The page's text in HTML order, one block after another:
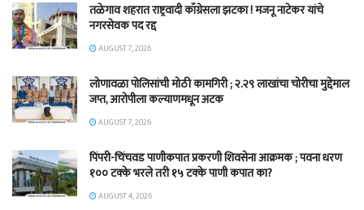
तळेगाव शहरात राष्ट्रवादी काँग्रेसला झटका ! मजनू नाटेकर यांचे
नगरसेवक पद रद्द
AUGUST 7, 2026
लोणावळा पोलिसांची मोठी कामगिरी ; २.२९ लाखांचा चोरीचा मुद्देमाल
जप्त, आरोपीला कल्याणमधून अटक
AUGUST 7, 2026
पिंपरी-चिंचवड पाणीकपात प्रकरणी शिवसेना आक्रमक ; पवना धरण
१०० टक्के भरले तरी १५ टक्के पाणी कपात का?
AUGUST 4, 2026